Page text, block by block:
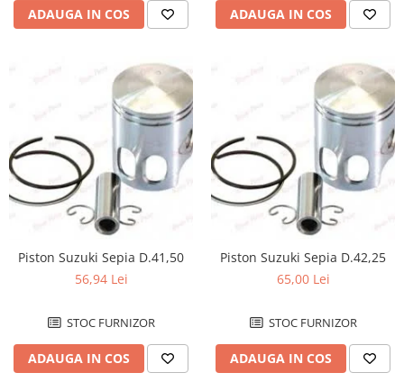
Cutii laterale Shad
Genti rezervor Shad
Genti TERRA Shad
Kituri complete TERRA Shad
Kituri de prindere Shad
Top Case Shad
Rucsacuri & Genti
Genti
Suporti prindere cutii/genti
Cutii / Genti
Chingi / Plase bagaj
Lama zapada
ADAUGA IN COS ADAUGA IN COS
Piston Suzuki Sepia D.41,50
56,94 Lei
STOC FURNIZOR
ADAUGA IN COS
Piston Suzuki Sepia D.42,25
65,00 Lei
STOC FURNIZOR
ADAUGA IN COS